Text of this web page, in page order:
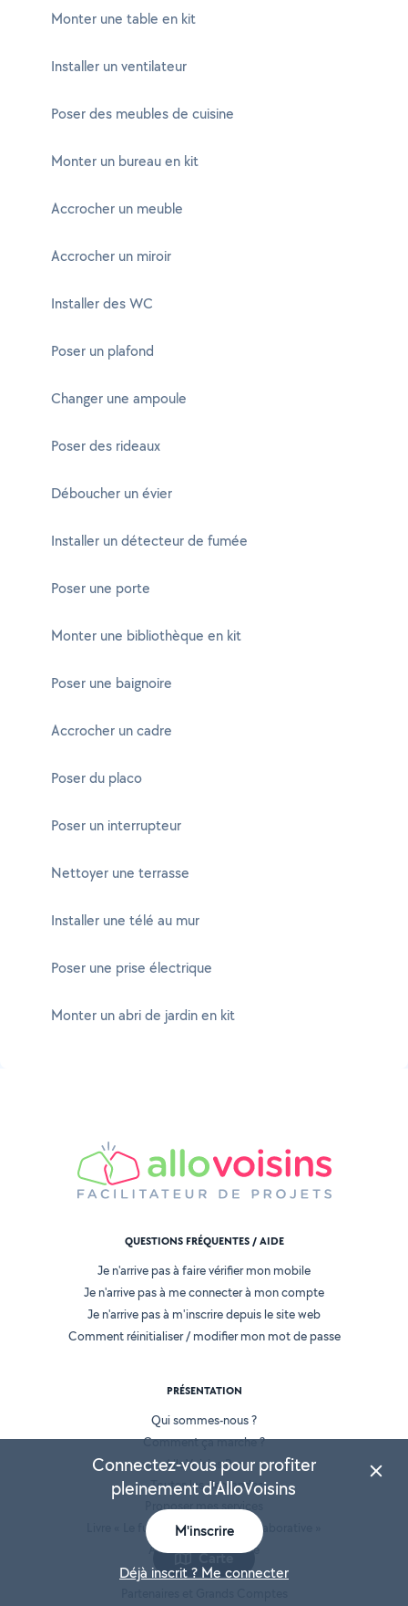
Monter une table en kit
Installer un ventilateur
Poser des meubles de cuisine
Monter un bureau en kit
Accrocher un meuble
Accrocher un miroir
Installer des WC
Poser un plafond
Changer une ampoule
Poser des rideaux
Déboucher un évier
Installer un détecteur de fumée
Poser une porte
Monter une bibliothèque en kit
Poser une baignoire
Accrocher un cadre
Poser du placo
Poser un interrupteur
Nettoyer une terrasse
Installer une télé au mur
Poser une prise électrique
Monter un abri de jardin en kit
Carte
QUESTIONS FRÉQUENTES / AIDE
Je n'arrive pas à faire vérifier mon mobile
Je n'arrive pas à me connecter à mon compte
Je n'arrive pas à m'inscrire depuis le site web
Comment réinitialiser / modifier mon mot de passe
PRÉSENTATION
Qui sommes-nous ?
Comment ça marche ?
AlloVoisins Pro
Toutes les demandes
Proposer mes services
Livre « Le futur de l'économie collaborative »
AlloVoisins en France
Espace presse
Connectez-vous pour profiter
pleinement d'AlloVoisins
M'inscrire
Déjà inscrit ? Me connecter